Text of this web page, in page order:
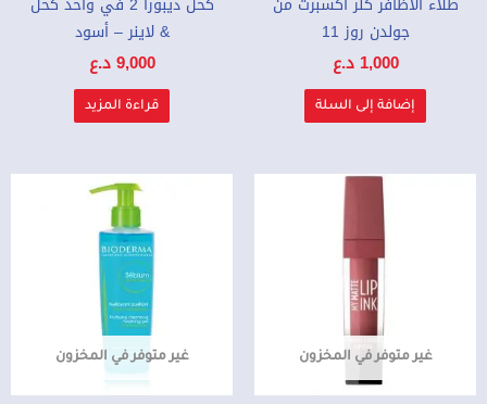
جولدن روز 11
1,000 د.ع
إضافة إلى السلة
& لاينر – أسود
9,000د.ع
قراءة المزيد
غير متوفر في المخزون غير متوفر في المخزون